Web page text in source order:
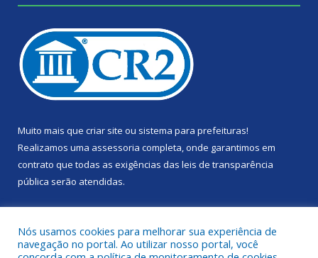
Muito mais que criar site ou sistema para prefeituras!
Realizamos uma assessoria completa, onde garantimos em
contrato que todas as exigências das leis de transparência
pública serão atendidas.
Nós usamos cookies para melhorar sua experiência de
navegação no portal. Ao utilizar nosso portal, você